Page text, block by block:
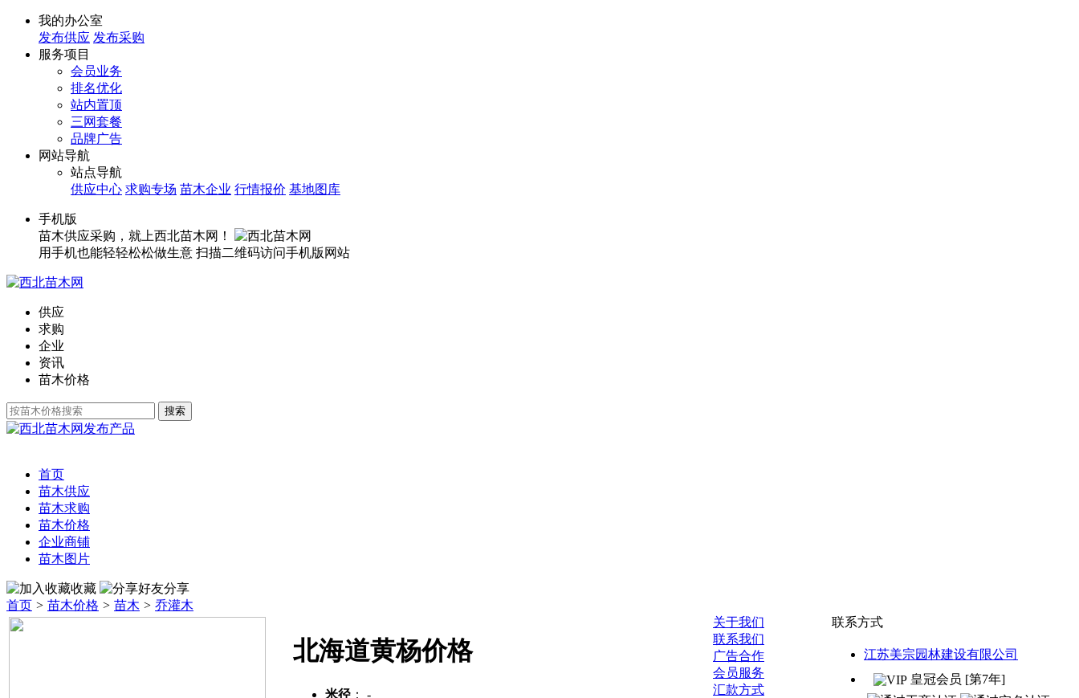
我的办公室
发布供应 发布采购
服务项目
会员业务
排名优化
站内置顶
三网套餐
品牌广告
网站导航
站点导航
供应中心 求购专场 苗木企业 行情报价 基地图库
手机版
苗木供应采购，就上西北苗木网！
用手机也能轻轻松松做生意 扫描二维码访问手机版网站
供应
求购
企业
资讯
苗木价格
发布产品
首页
苗木供应
苗木求购
苗木价格
企业商铺
苗木图片
收藏
分享
首页 > 苗木价格 > 苗木 > 乔灌木
北海道黄杨价格
米径 ：
-
联系方式
江苏美宗园林建设有限公司
皇冠会员 [第7年]
关于我们
联系我们
广告合作
会员服务
汇款方式